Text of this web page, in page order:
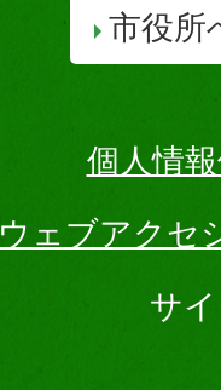
市役所
個人情
ウェブアクセ
サ